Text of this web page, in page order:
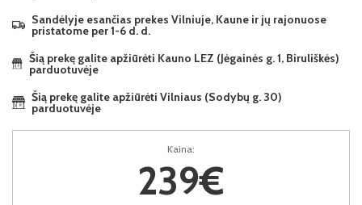
Sandėlyje esančias prekes Vilniuje, Kaune ir jų rajonuose
pristatome per 1-6 d. d.
Šią prekę galite apžiūrėti Kauno LEZ (Jėgainės g. 1, Biruliškės)
parduotuvėje
Šią prekę galite apžiūrėti Vilniaus (Sodybų g. 30)
parduotuvėje
Kaina:
239€